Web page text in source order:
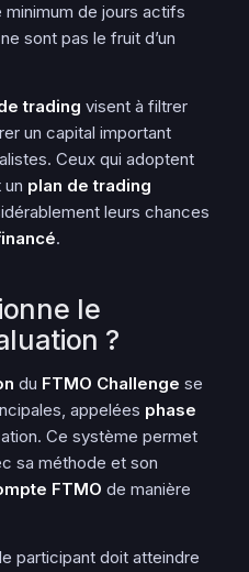
de jours actifs
sont pas le fruit d’un
trading visent à filtrer
un capital important
Ceux qui adoptent
plan de trading
leurs chances
.
le
?
du FTMO Challenge se
appelées phase
Ce système permet
sa méthode et son
FTMO de manière
participant doit atteindre